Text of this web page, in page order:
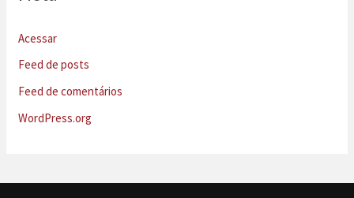
Acessar
Feed de posts
Feed de comentários
WordPress.org